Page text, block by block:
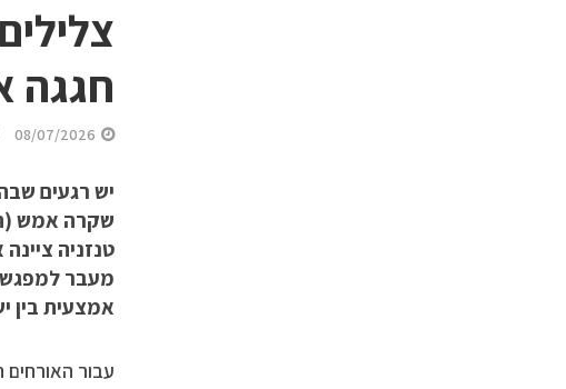
חגגה
08/07/2026
יש רגעים
טנזניה
מעבר למפגש
אמצעית בין
עבור